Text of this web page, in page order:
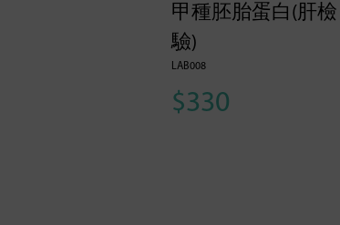
甲種胚胎蛋白(肝檢
驗)
LAB008
$330